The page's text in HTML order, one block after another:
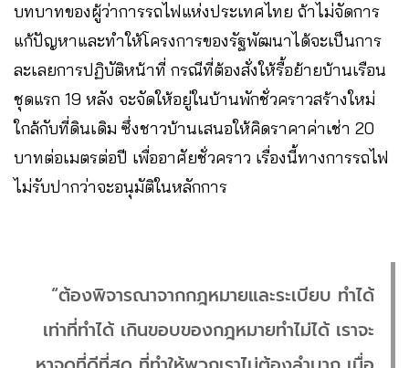
บทบาทของผู้ว่าการรถไฟแห่งประเทศไทย ถ้าไม่จัดการ
แก้ปัญหาและทำให้โครงการของรัฐพัฒนาได้จะเป็นการ
ละเลยการปฏิบัติหน้าที่ กรณีที่ต้องสั่งให้รื้อย้ายบ้านเรือน
ชุดแรก 19 หลัง จะจัดให้อยู่ในบ้านพักชั่วคราวสร้างใหม่
ใกล้กับที่ดินเดิม ซึ่งชาวบ้านเสนอให้คิดราคาค่าเช่า 20
บาทต่อเมตรต่อปี เพื่ออาศัยชั่วคราว เรื่องนี้ทางการรถไฟ
ไม่รับปากว่าจะอนุมัติในหลักการ
“ต้องพิจารณาจากกฎหมายและระเบียบ ทำได้
เท่าที่ทำได้ เกินขอบของกฎหมายทำไม่ได้ เราจะ